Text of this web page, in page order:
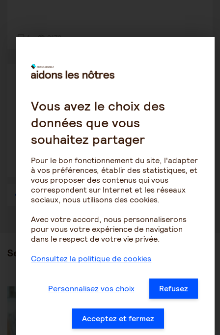
1 2172
Le rôle de l'aidant
aidant
1500
1 … 42 43 44 45 46 47 48 … 57
Ses articles
Category:
Les mesures de protection juridique
Vous avez le choix des
données que vous
souhaitez partager
Pour le bon fonctionnement du site, l'adapter
à vos préférences, établir des statistiques, et
vous proposer des contenus qui vous
correspondent sur Internet et les réseaux
sociaux, nous utilisons des cookies.
Avec votre accord, nous personnaliserons
pour vous votre expérience de navigation
dans le respect de votre vie privée.
Consultez la politique de cookies
Personnalisez vos choix Refusez
Acceptez et fermez